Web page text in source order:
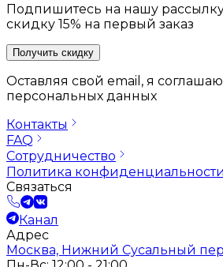
Подпишитесь на нашу
скидку 15% на первый заказ
Получить скидку
Оставляя свой email, я
персональных данных
Контакты
FAQ
Сотрудничество
Политика конфиденциальности
Связаться
Канал
Адрес
Москва, Нижний Сусальный